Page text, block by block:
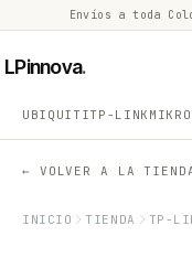
Envíos a toda
LPinnova.
UBIQUITITP-LINK
← VOLVER A LA
INICIO TIENDA TP-